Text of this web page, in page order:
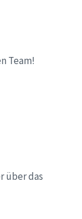
Team!
über das